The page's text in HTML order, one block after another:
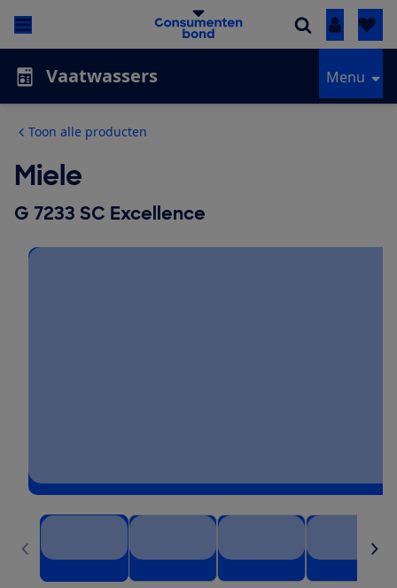
Inloggen
Vaatwassers Menu
Toon alle producten
Miele
G 7233 SC Excellence